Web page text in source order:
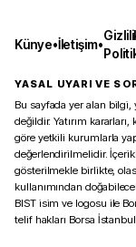
Künye•İletişim•
YASAL UYARI VE
Bu sayfada yer alan bilgi,
değildir. Yatırım
göre yetkili kurumlarla
değerlendirilmelidir.
gösterilmekle birlikte,
kullanımından
BIST isim ve logosu ile
telif hakları Borsa İstanbul